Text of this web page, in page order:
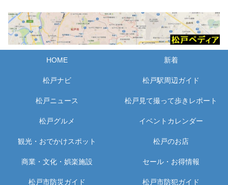
HOME 新着
松戸ナビ 松戸駅周辺ガイド
松戸ニュース 松戸見て撮って歩きレポート
松戸グルメ イベントカレンダー
観光・おでかけスポット 松戸のお店
商業・文化・娯楽施設 セール・お得情報
松戸市防災ガイド 松戸市防犯ガイド